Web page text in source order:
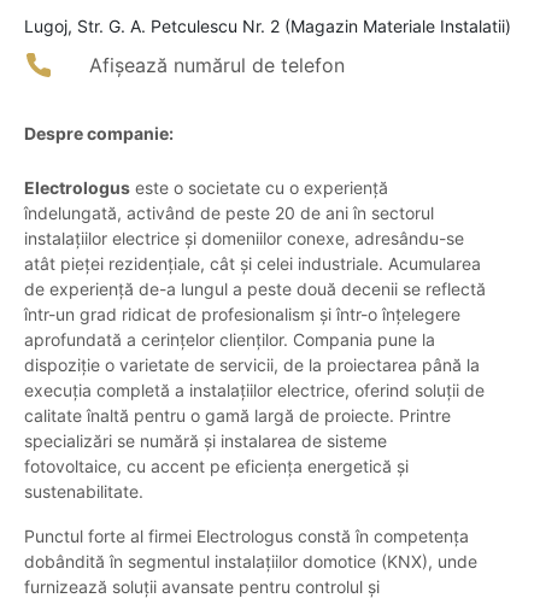
Lugoj, Str. G. A. Petculescu Nr. 2 (Magazin Materiale Instalatii)
Afișează numărul de telefon
Despre companie:
Electrologus este o societate cu o experiență
îndelungată, activând de peste 20 de ani în sectorul
instalațiilor electrice și domeniilor conexe, adresându-se
atât pieței rezidențiale, cât și celei industriale. Acumularea
de experiență de-a lungul a peste două decenii se reflectă
într-un grad ridicat de profesionalism și într-o înțelegere
aprofundată a cerințelor clienților. Compania pune la
dispoziție o varietate de servicii, de la proiectarea până la
execuția completă a instalațiilor electrice, oferind soluții de
calitate înaltă pentru o gamă largă de proiecte. Printre
specializări se numără și instalarea de sisteme
fotovoltaice, cu accent pe eficiența energetică și
sustenabilitate.
Punctul forte al firmei Electrologus constă în competența
dobândită în segmentul instalațiilor domotice (KNX), unde
furnizează soluții avansate pentru controlul și